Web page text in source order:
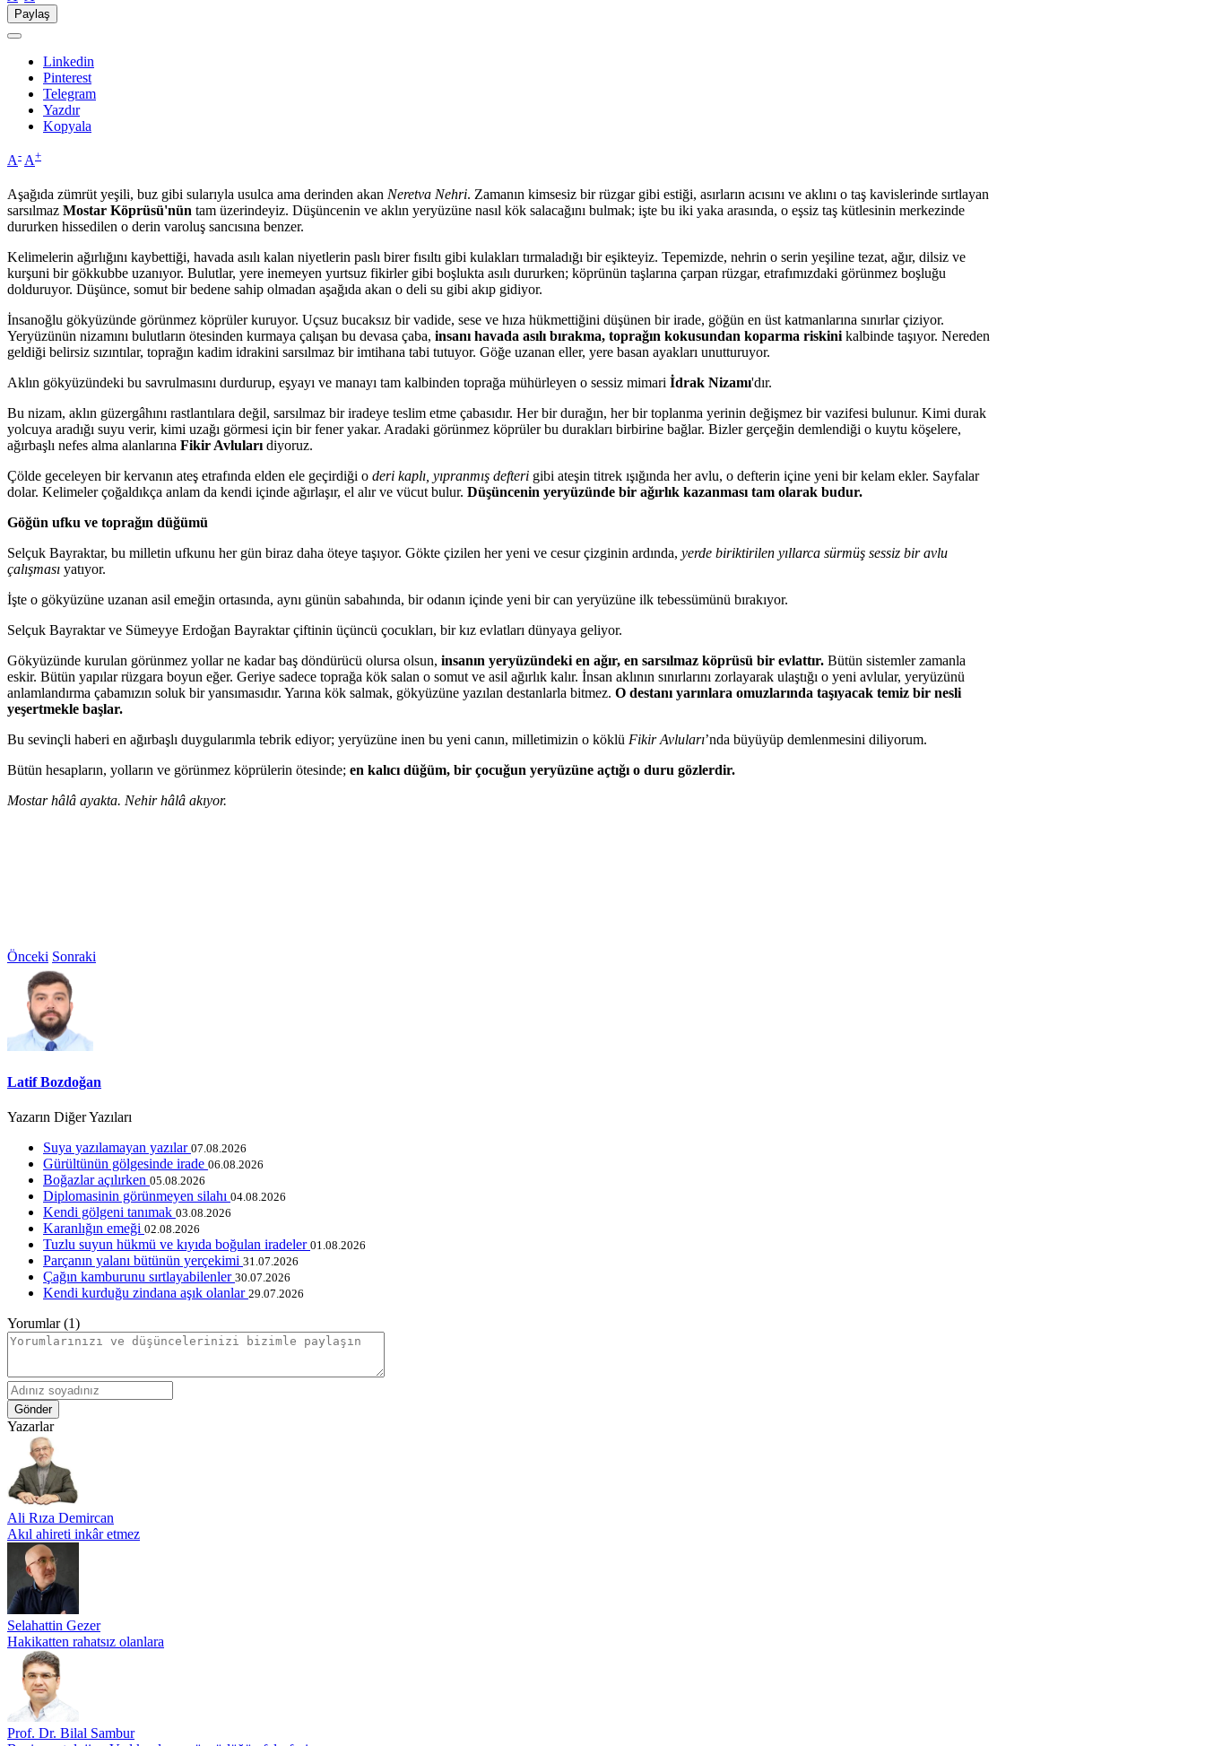
Paylaş
Linkedin
Pinterest
Telegram
Yazdır
Kopyala
A- A+
Aşağıda zümrüt yeşili, buz gibi sularıyla usulca ama derinden akan Neretva Nehri. Zamanın kimsesiz bir rüzgar gibi estiği, asırların acısını ve aklını o taş kavislerinde sırtlayan
sarsılmaz Mostar Köprüsü'nün tam üzerindeyiz. Düşüncenin ve aklın yeryüzüne nasıl kök salacağını bulmak; işte bu iki yaka arasında, o eşsiz taş kütlesinin merkezinde
dururken hissedilen o derin varoluş sancısına benzer.
Kelimelerin ağırlığını kaybettiği, havada asılı kalan niyetlerin paslı birer fısıltı gibi kulakları tırmaladığı bir eşikteyiz. Tepemizde, nehrin o serin yeşiline tezat, ağır, dilsiz ve
kurşuni bir gökkubbe uzanıyor. Bulutlar, yere inemeyen yurtsuz fikirler gibi boşlukta asılı dururken; köprünün taşlarına çarpan rüzgar, etrafımızdaki görünmez boşluğu
dolduruyor. Düşünce, somut bir bedene sahip olmadan aşağıda akan o deli su gibi akıp gidiyor.
İnsanoğlu gökyüzünde görünmez köprüler kuruyor. Uçsuz bucaksız bir vadide, sese ve hıza hükmettiğini düşünen bir irade, göğün en üst katmanlarına sınırlar çiziyor.
Yeryüzünün nizamını bulutların ötesinden kurmaya çalışan bu devasa çaba, insanı havada asılı bırakma, toprağın kokusundan koparma riskini kalbinde taşıyor. Nereden
geldiği belirsiz sızıntılar, toprağın kadim idrakini sarsılmaz bir imtihana tabi tutuyor. Göğe uzanan eller, yere basan ayakları unutturuyor.
Aklın gökyüzündeki bu savrulmasını durdurup, eşyayı ve manayı tam kalbinden toprağa mühürleyen o sessiz mimari İdrak Nizamı'dır.
Bu nizam, aklın güzergâhını rastlantılara değil, sarsılmaz bir iradeye teslim etme çabasıdır. Her bir durağın, her bir toplanma yerinin değişmez bir vazifesi bulunur. Kimi durak
yolcuya aradığı suyu verir, kimi uzağı görmesi için bir fener yakar. Aradaki görünmez köprüler bu durakları birbirine bağlar. Bizler gerçeğin demlendiği o kuytu köşelere,
ağırbaşlı nefes alma alanlarına Fikir Avluları diyoruz.
Çölde geceleyen bir kervanın ateş etrafında elden ele geçirdiği o deri kaplı , yıpranmış defteri gibi ateşin titrek ışığında her avlu, o defterin içine yeni bir kelam ekler. Sayfalar
dolar. Kelimeler çoğaldıkça anlam da kendi içinde ağırlaşır, el alır ve vücut bulur. Düşüncenin yeryüzünde bir ağırlık kazanması tam olarak budur.
Göğün ufku ve toprağın düğümü
Selçuk Bayraktar, bu milletin ufkunu her gün biraz daha öteye taşıyor. Gökte çizilen her yeni ve cesur çizginin ardında, yerde biriktirilen yıllarca sürmüş sessiz bir avlu
çalışması yatıyor.
İşte o gökyüzüne uzanan asil emeğin ortasında, aynı günün sabahında, bir odanın içinde yeni bir can yeryüzüne ilk tebessümünü bırakıyor.
Selçuk Bayraktar ve Sümeyye Erdoğan Bayraktar çiftinin üçüncü çocukları, bir kız evlatları dünyaya geliyor.
Gökyüzünde kurulan görünmez yollar ne kadar baş döndürücü olursa olsun, insanın yeryüzündeki en ağır, en sarsılmaz köprüsü bir evlattır. Bütün sistemler zamanla
eskir. Bütün yapılar rüzgara boyun eğer. Geriye sadece toprağa kök salan o somut ve asil ağırlık kalır. İnsan aklının sınırlarını zorlayarak ulaştığı o yeni avlular, yeryüzünü
anlamlandırma çabamızın soluk bir yansımasıdır. Yarına kök salmak, gökyüzüne yazılan destanlarla bitmez. O destanı yarınlara omuzlarında taşıyacak temiz bir nesli
yeşertmekle başlar.
Bu sevinçli haberi en ağırbaşlı duygularımla tebrik ediyor; yeryüzüne inen bu yeni canın, milletimizin o köklü Fikir Avluları’nda büyüyüp demlenmesini diliyorum.
Bütün hesapların, yolların ve görünmez köprülerin ötesinde; en kalıcı düğüm, bir çocuğun yeryüzüne açtığı o duru gözlerdir.
Mostar hâlâ ayakta. Nehir hâlâ akıyor.
Önceki Sonraki
Latif Bozdoğan
Yazarın Diğer Yazıları
Suya yazılamayan yazılar 07.08.2026
Gürültünün gölgesinde irade 06.08.2026
Boğazlar açılırken 05.08.2026
Diplomasinin görünmeyen silahı 04.08.2026
Kendi gölgeni tanımak 03.08.2026
Karanlığın emeği 02.08.2026
Tuzlu suyun hükmü ve kıyıda boğulan iradeler 01.08.2026
Parçanın yalanı bütünün yerçekimi 31.07.2026
Çağın kamburunu sırtlayabilenler 30.07.2026
Kendi kurduğu zindana aşık olanlar 29.07.2026
Yorumlar (1)
Gönder
Yazarlar
Ali Rıza Demircan
Akıl ahireti inkâr etmez
Selahattin Gezer
Hakikatten rahatsız olanlara
Prof. Dr. Bilal Sambur